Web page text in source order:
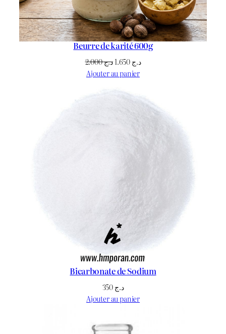
Beurre de karité 600g
د.ج2.000
Le
prix
était :
د.جLe
est :
Ajouter au panier
Bicarbonate de Sodium
د.ج
Ajouter au panier